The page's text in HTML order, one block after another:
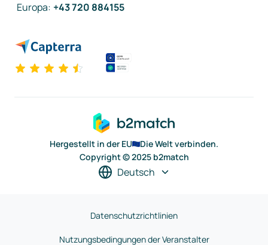
Europa: +43 720 884155
Hergestellt in der EU
Die Welt verbinden.
Copyright © 2025 b2match
Deutsch
Datenschutzrichtlinien
Nutzungsbedingungen der Veranstalter